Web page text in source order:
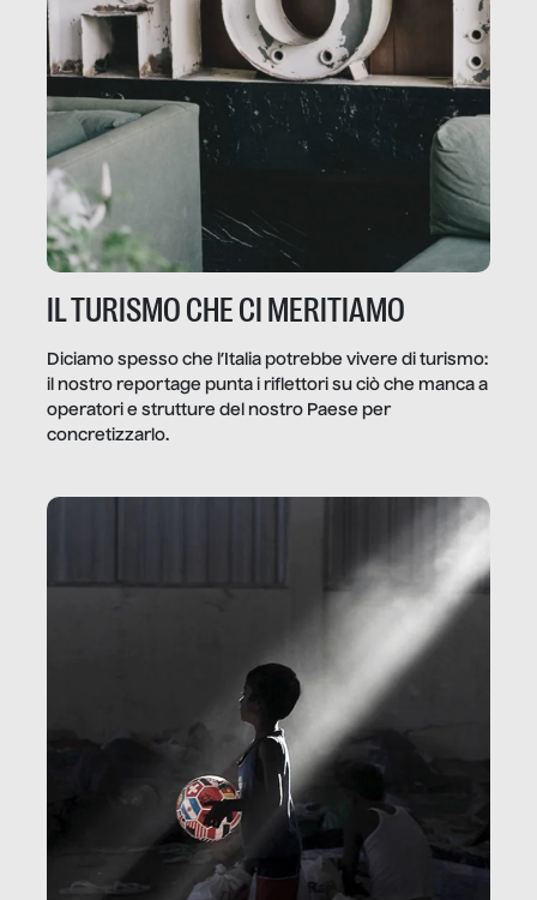
IL TURISMO CHE CI MERITIAMO
Diciamo spesso che l’Italia potrebbe vivere di turismo:
il nostro reportage punta i riflettori su ciò che manca a
operatori e strutture del nostro Paese per
concretizzarlo.